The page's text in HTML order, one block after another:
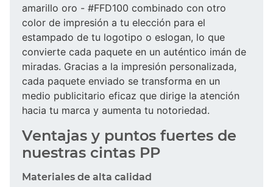
amarillo oro - #FFD100 combinado con otro
color de impresión a tu elección para el
estampado de tu logotipo o eslogan, lo que
convierte cada paquete en un auténtico imán de
miradas. Gracias a la impresión personalizada,
cada paquete enviado se transforma en un
medio publicitario eficaz que dirige la atención
hacia tu marca y aumenta tu notoriedad.
Ventajas y puntos fuertes de
nuestras cintas PP
Materiales de alta calidad